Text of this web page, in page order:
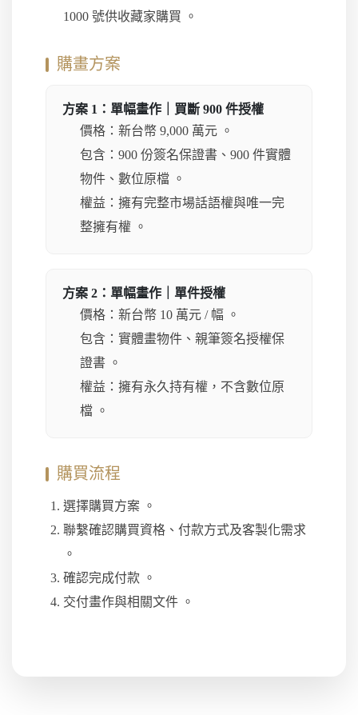
1000 號供收藏家購買 。
購畫方案
方案 1：單幅畫作｜買斷 900 件授權
價格：新台幣 9,000 萬元 。
包含：900 份簽名保證書、900 件實體
物件、數位原檔 。
權益：擁有完整市場話語權與唯一完
整擁有權 。
方案 2：單幅畫作｜單件授權
價格：新台幣 10 萬元 / 幅 。
包含：實體畫物件、親筆簽名授權保
證書 。
權益：擁有永久持有權，不含數位原
檔 。
購買流程
選擇購買方案 。
聯繫確認購買資格、付款方式及客製化需求
。
確認完成付款 。
交付畫作與相關文件 。